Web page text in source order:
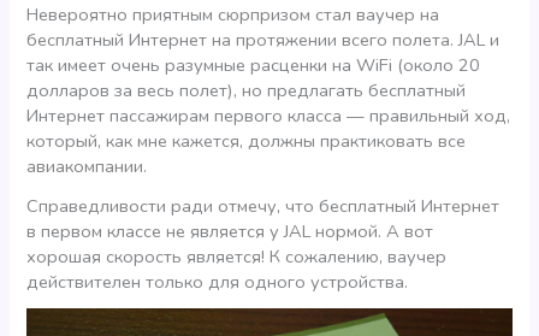
Невероятно приятным сюрпризом стал ваучер на
бесплатный Интернет на протяжении всего полета. JAL и
так имеет очень разумные расценки на WiFi (около 20
долларов за весь полет), но предлагать бесплатный
Интернет пассажирам первого класса — правильный ход,
который, как мне кажется, должны практиковать все
авиакомпании.
Справедливости ради отмечу, что бесплатный Интернет
в первом классе не является у JAL нормой. А вот
хорошая скорость является! К сожалению, ваучер
действителен только для одного устройства.